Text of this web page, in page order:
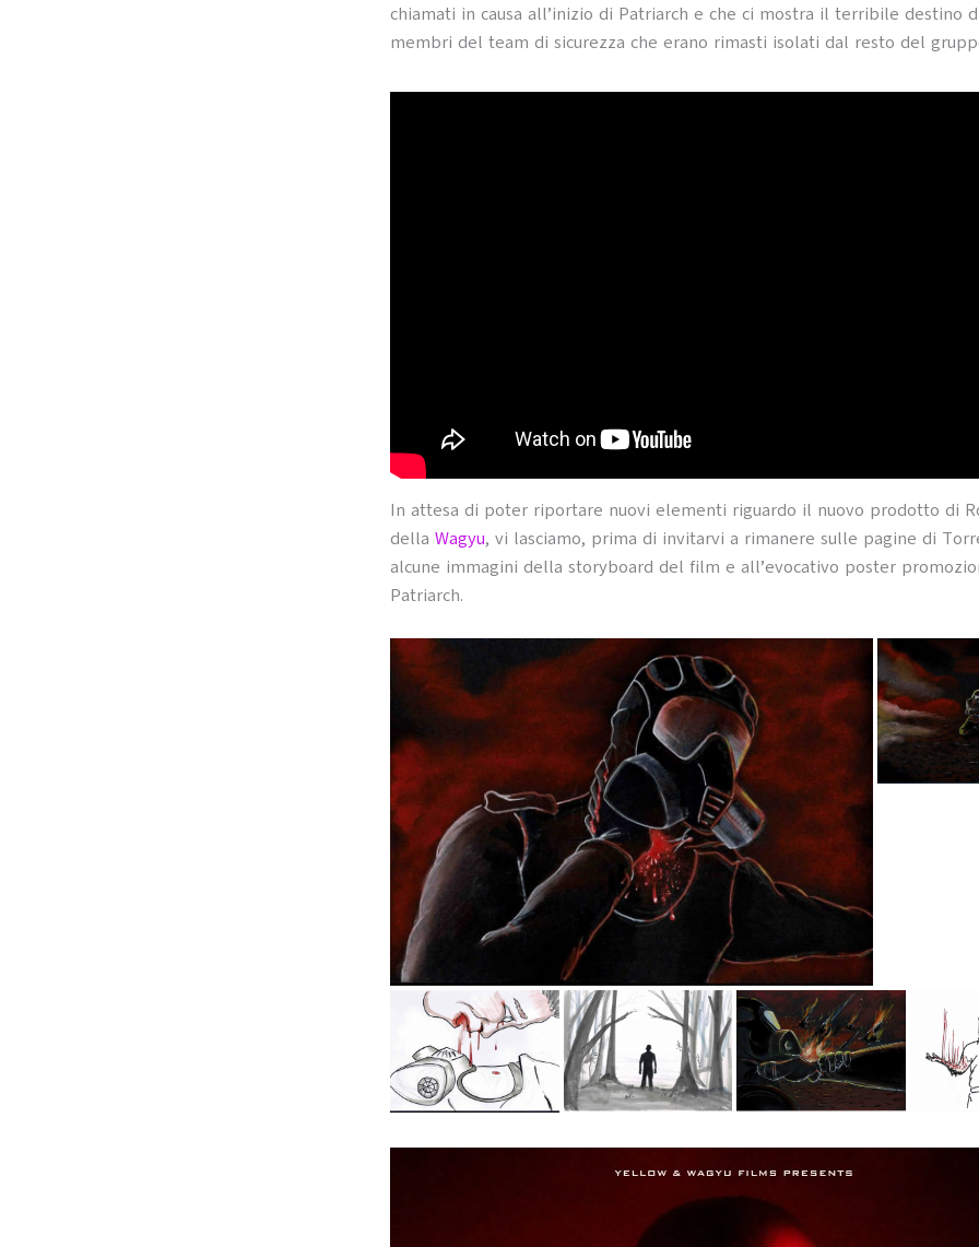
chiamati in causa all’inizio di Patriarch e che ci mostra il terribile destino
membri del team di sicurezza che erano rimasti isolati dal resto del
In attesa di poter riportare nuovi elementi riguardo il nuovo prodotto di
della Wagyu, vi lasciamo, prima di invitarvi a rimanere sulle pagine di
alcune immagini della storyboard del film e all’evocativo poster
Patriarch.